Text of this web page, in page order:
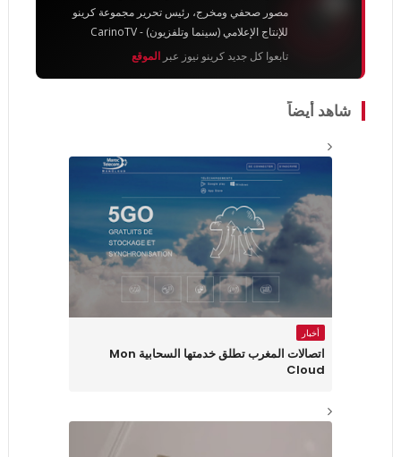
مصور صحفي ومخرج، رئيس تحرير مجموعة كرينو
للإنتاج الإعلامي (سينما وتلفزيون) - CarinoTV
تابعوا كل جديد كرينو نيوز عبر الموقع
شاهد أيضاً
أخبار
اتصالات المغرب تطلق خدمتها السحابية Mon
Cloud